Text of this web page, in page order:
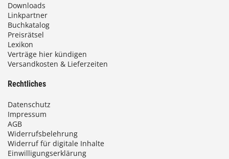
Downloads
Linkpartner
Buchkatalog
Preisrätsel
Lexikon
Verträge hier kündigen
Versandkosten & Lieferzeiten
Rechtliches
Datenschutz
Impressum
AGB
Widerrufsbelehrung
Widerruf für digitale Inhalte
Einwilligungserklärung